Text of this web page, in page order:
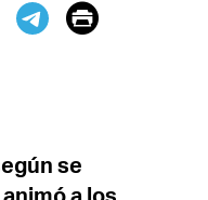
Print
se